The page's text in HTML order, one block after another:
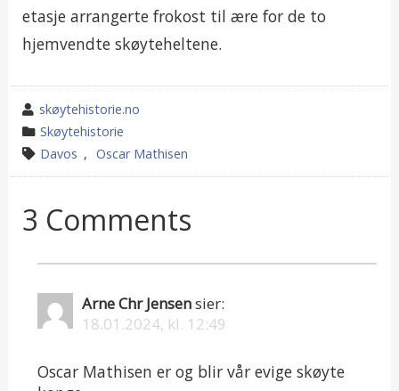
etasje arrangerte frokost til ære for de to
hjemvendte skøyteheltene.
wrote
by
skøytehistorie.no
category
in
Skøytehistorie
tagged
Davos , Oscar Mathisen
3 Comments
Arne Chr Jensensier:
18.01.2024, kl. 12:49
Oscar Mathisen er og blir vår evige skøyte